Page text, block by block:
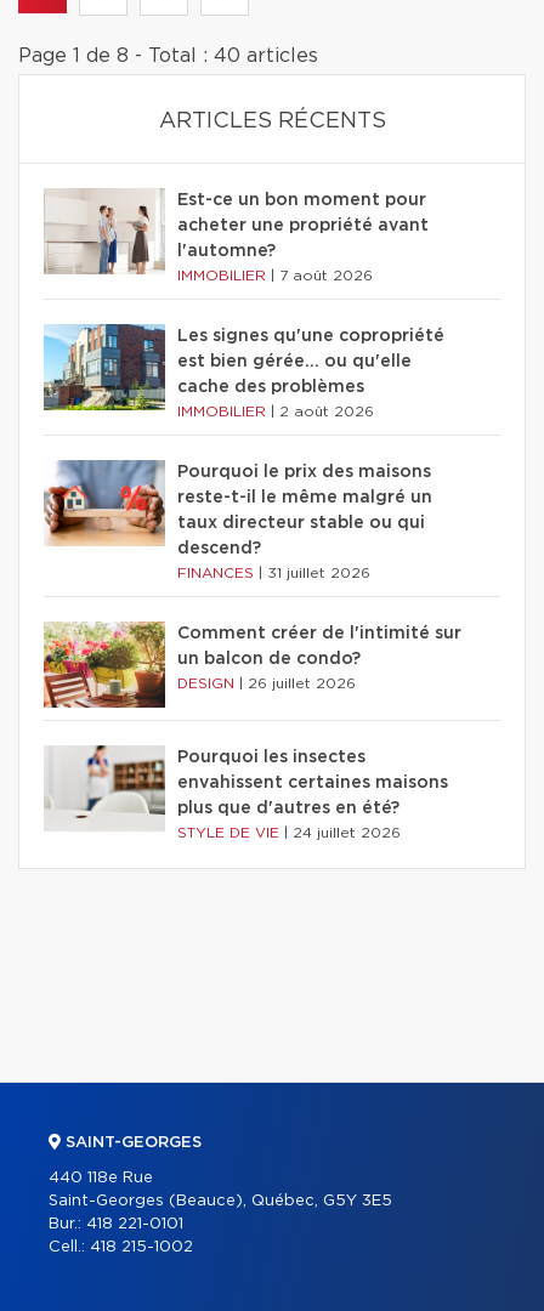
Page 1 de 8 - Total : 40 articles
ARTICLES RÉCENTS
Est-ce un bon moment pour
acheter une propriété avant
l'automne?
IMMOBILIER 7 août 2026
Les signes qu'une copropriété
est bien gérée… ou qu'elle
cache des problèmes
IMMOBILIER 2 août 2026
Pourquoi le prix des maisons
reste-t-il le même malgré un
taux directeur stable ou qui
descend?
FINANCES 31 juillet 2026
Comment créer de l'intimité sur
un balcon de condo?
DESIGN 26 juillet 2026
Pourquoi les insectes
envahissent certaines maisons
plus que d'autres en été?
STYLE DE VIE 24 juillet 2026
SAINT-GEORGES
440 118e Rue
Saint-Georges (Beauce), Québec, G5Y 3E5
Bur.: 418 221-0101
Cell.: 418 215-1002